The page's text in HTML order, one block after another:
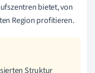
bietet, von
Region profitieren.
Struktur